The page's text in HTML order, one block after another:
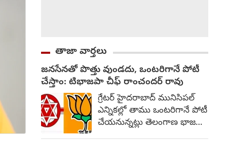
తాజా వార్తలు
జనసేనతో పొత్తు వుండదు, ఒంటరిగానే పోటీ
చేస్తాం: టిభాజపా చీఫ్ రాంచందర్ రావు
గ్రేటర్ హైదరాబాద్ మునిసిపల్
ఎన్నికల్లో తాము ఒంటరిగానే పోటీ
చేయనున్నట్లు తెలంగాణ భాజపా